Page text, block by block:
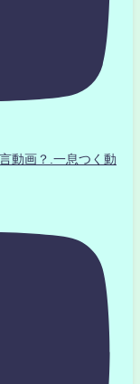
動画？.一息つく動